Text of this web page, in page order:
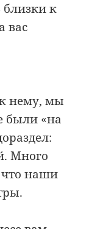
близки к
вас
нему, мы
были «на
Много
наши